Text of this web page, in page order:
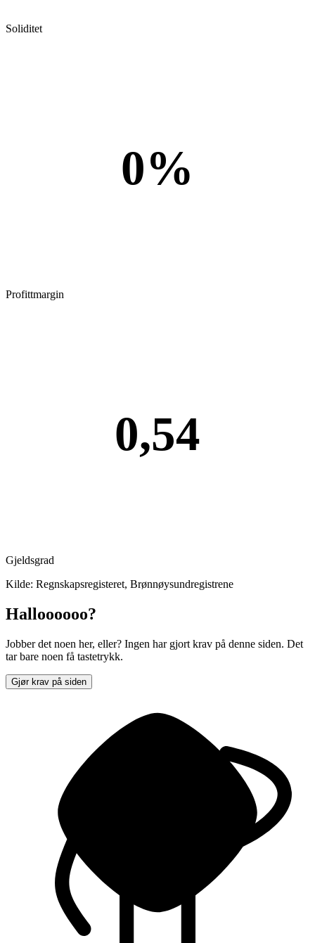
Soliditet
0%
Profittmargin
0,54
Gjeldsgrad
Kilde: Regnskapsregisteret, Brønnøysundregistrene
Halloooooo?
Jobber det noen her, eller? Ingen har gjort krav på denne siden. Det
tar bare noen få tastetrykk.
Gjør krav på siden